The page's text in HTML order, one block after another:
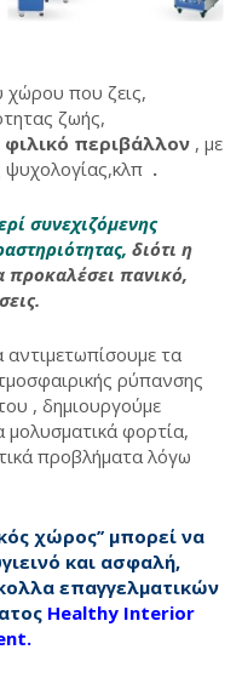
χώρου που ζεις,
ζωής,
φιλικό περιβάλλον , με
ψυχολογίας,κλπ .
συνεχιζόμενης
διότι η
προκαλέσει πανικό,
τα
ρύπανσης
, δημιουργούμε
φορτία,
προβλήματα λόγω
χώρος’’ μπορεί να
και ασφαλή,
επαγγελματικών
Healthy Interior
.